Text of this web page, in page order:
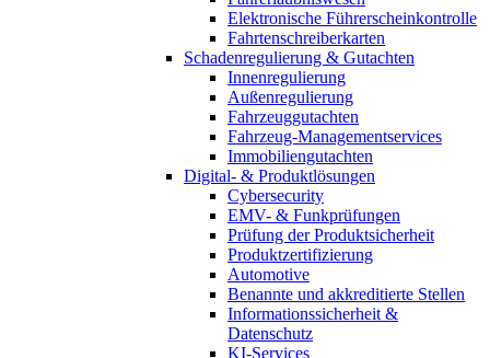
Elektronische Führerscheinkontrolle
Fahrtenschreiberkarten
Schadenregulierung & Gutachten
Innenregulierung
Außenregulierung
Fahrzeuggutachten
Fahrzeug-Managementservices
Immobiliengutachten
Digital- & Produktlösungen
Cybersecurity
EMV- & Funkprüfungen
Prüfung der Produktsicherheit
Produktzertifizierung
Automotive
Benannte und akkreditierte Stellen
Informationssicherheit &
Datenschutz
KI-Services